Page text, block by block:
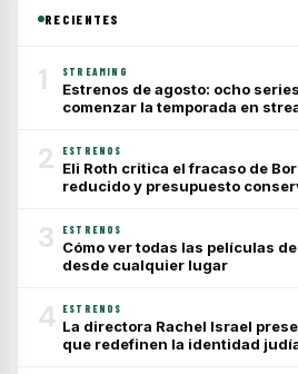
RECIENTES
1 STREAMING
Estrenos de agosto: ocho
comenzar la temporada en
2 ESTRENOS
Eli Roth critica el fracaso de
reducido y presupuesto
3 ESTRENOS
Cómo ver todas las películas
desde cualquier lugar
4 ESTRENOS
La directora Rachel Israel
que redefinen la identidad